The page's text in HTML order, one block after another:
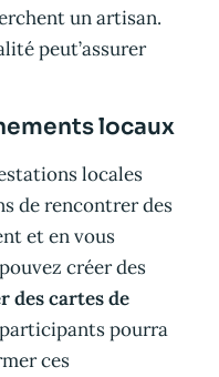
un artisan.
peut’assurer
locaux
locales
de rencontrer des
et en vous
créer des
des cartes de
pourra
ces